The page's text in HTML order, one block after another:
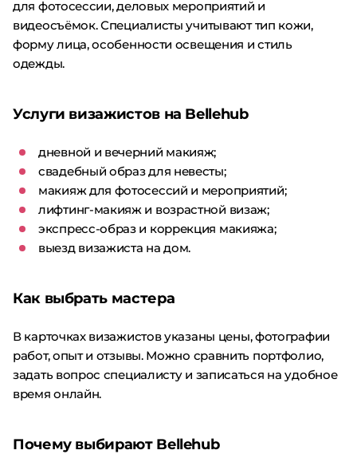
для фотосессии, деловых мероприятий и
видеосъёмок. Специалисты учитывают тип кожи,
форму лица, особенности освещения и стиль
одежды.
Услуги визажистов на Bellehub
дневной и вечерний макияж;
свадебный образ для невесты;
макияж для фотосессий и мероприятий;
лифтинг-макияж и возрастной визаж;
экспресс-образ и коррекция макияжа;
выезд визажиста на дом.
Как выбрать мастера
В карточках визажистов указаны цены, фотографии
работ, опыт и отзывы. Можно сравнить портфолио,
задать вопрос специалисту и записаться на удобное
время онлайн.
Почему выбирают Bellehub